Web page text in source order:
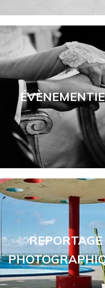
REPORTAGE